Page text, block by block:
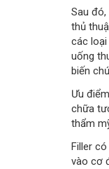
Sau
thủ
các loại
uống
biến
Ưu
chữa
thẩm
Filler
vào cơ